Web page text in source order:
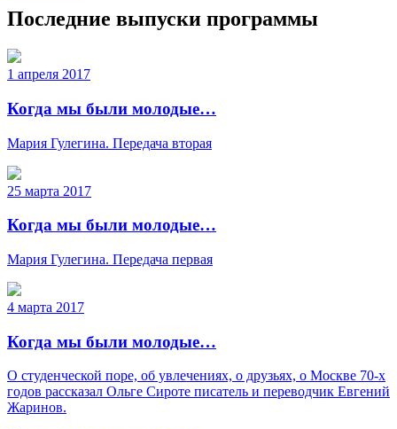
Последние выпуски программы
1 апреля 2017
Когда мы были молодые…
Мария Гулегина. Передача вторая
25 марта 2017
Когда мы были молодые…
Мария Гулегина. Передача первая
4 марта 2017
Когда мы были молодые…
О студенческой поре, об увлечениях, о друзьях, о Москве 70-х
годов рассказал Ольге Сироте писатель и переводчик Евгений
Жаринов.